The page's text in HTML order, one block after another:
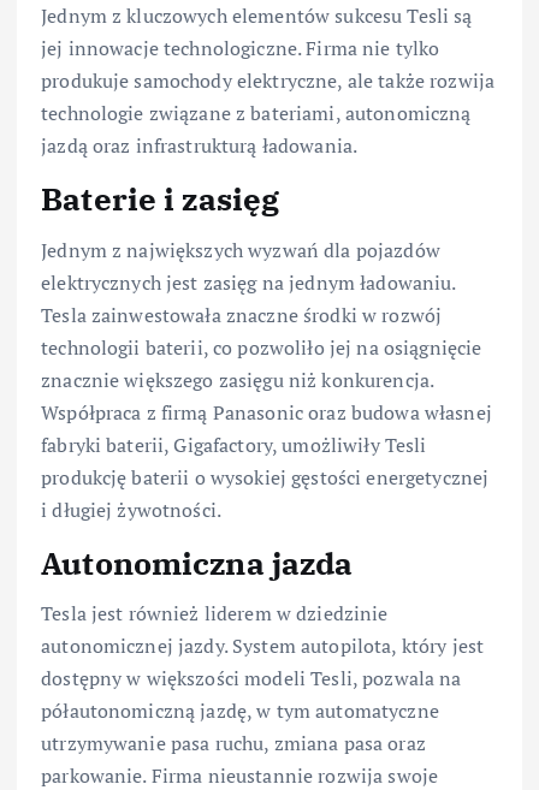
Jednym z kluczowych elementów sukcesu Tesli są
jej innowacje technologiczne. Firma nie tylko
produkuje samochody elektryczne, ale także rozwija
technologie związane z bateriami, autonomiczną
jazdą oraz infrastrukturą ładowania.
Baterie i zasięg
Jednym z największych wyzwań dla pojazdów
elektrycznych jest zasięg na jednym ładowaniu.
Tesla zainwestowała znaczne środki w rozwój
technologii baterii, co pozwoliło jej na osiągnięcie
znacznie większego zasięgu niż konkurencja.
Współpraca z firmą Panasonic oraz budowa własnej
fabryki baterii, Gigafactory, umożliwiły Tesli
produkcję baterii o wysokiej gęstości energetycznej
i długiej żywotności.
Autonomiczna jazda
Tesla jest również liderem w dziedzinie
autonomicznej jazdy. System autopilota, który jest
dostępny w większości modeli Tesli, pozwala na
półautonomiczną jazdę, w tym automatyczne
utrzymywanie pasa ruchu, zmiana pasa oraz
parkowanie. Firma nieustannie rozwija swoje